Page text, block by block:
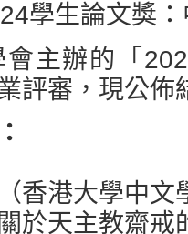
學生論文獎
主辦的「
評審，現公佈
香港大學中文
於天主教齋戒